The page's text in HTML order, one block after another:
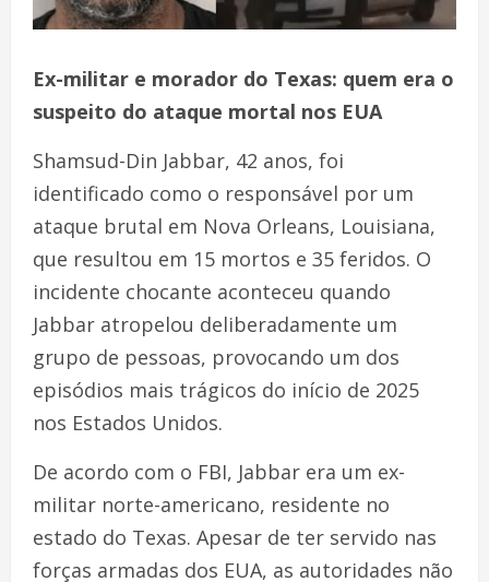
Ex-militar e morador do Texas: quem era o
suspeito do ataque mortal nos EUA
Shamsud-Din Jabbar, 42 anos, foi
identificado como o responsável por um
ataque brutal em Nova Orleans, Louisiana,
que resultou em 15 mortos e 35 feridos. O
incidente chocante aconteceu quando
Jabbar atropelou deliberadamente um
grupo de pessoas, provocando um dos
episódios mais trágicos do início de 2025
nos Estados Unidos.
De acordo com o FBI, Jabbar era um ex-
militar norte-americano, residente no
estado do Texas. Apesar de ter servido nas
forças armadas dos EUA, as autoridades não